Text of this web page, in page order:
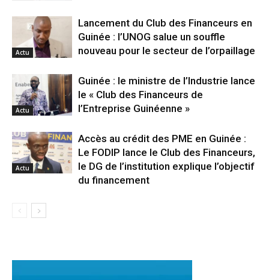
Actu
Lancement du Club des Financeurs en
Guinée : l’UNOG salue un souffle
nouveau pour le secteur de l’orpaillage
Actu
Guinée : le ministre de l’Industrie lance
le « Club des Financeurs de
l’Entreprise Guinéenne »
Actu
Accès au crédit des PME en Guinée :
Le FODIP lance le Club des Financeurs,
le DG de l’institution explique l’objectif
du financement